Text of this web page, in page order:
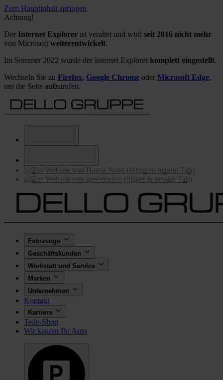
Zum Hauptinhalt springen
Achtung!
Der Internet Explorer ist veraltet und wird seit 2016 nicht mehr
von Microsoft weiterentwickelt.
Im Sommer 2022 wurde der Internet Explorer komplett eingestellt.
Wechseln Sie zu Firefox, Google Chrome oder Microsoft Edge,
um die Seite aufzurufen.
Fahrzeuge
Geschäftskunden
Werkstatt und Service
Marken
Unternehmen
Kontakt
Karriere
Teile-Shop
Wir kaufen Ihr Auto